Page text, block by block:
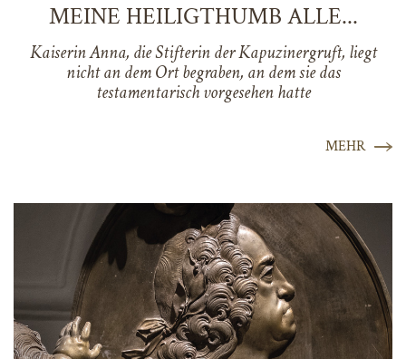
MEINE HEILIGTHUMB ALLE...
Kaiserin Anna, die Stifterin der Kapuzinergruft, liegt
nicht an dem Ort begraben, an dem sie das
testamentarisch vorgesehen hatte
MEHR